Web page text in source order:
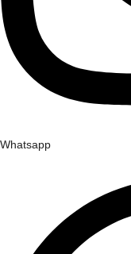
Whatsapp